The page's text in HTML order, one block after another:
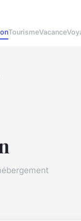
TourismeVacance